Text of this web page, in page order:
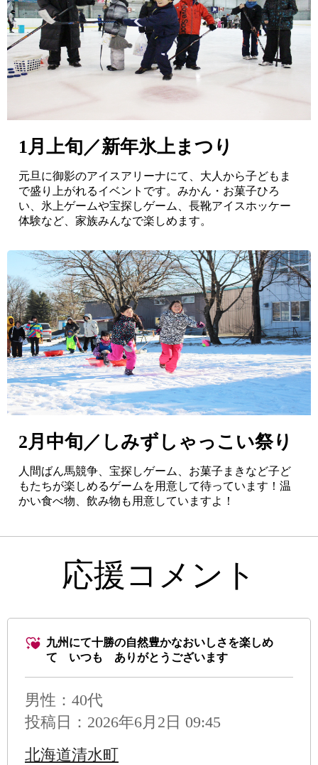
1月上旬／新年氷上まつり
元旦に御影のアイスアリーナにて、大人から子どもま
で盛り上がれるイベントです。みかん・お菓子ひろ
い、氷上ゲームや宝探しゲーム、長靴アイスホッケー
体験など、家族みんなで楽しめます。
2月中旬／しみずしゃっこい祭り
人間ばん馬競争、宝探しゲーム、お菓子まきなど子ど
もたちが楽しめるゲームを用意して待っています！温
かい食べ物、飲み物も用意していますよ！
応援コメント
九州にて十勝の自然豊かなおいしさを楽しめ
て いつも ありがとうございます
男性 ：40代
投稿日：2026年6月2日 09:45
北海道清水町